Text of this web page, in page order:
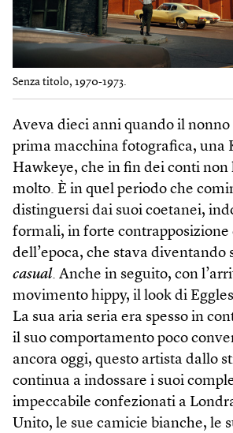
Senza titolo, 1970-1973.
Aveva dieci anni quando il nonno
prima macchina fotografica, una
Hawkeye, che in fin dei conti non
molto. È in quel periodo che
distinguersi dai suoi coetanei,
formali, in forte contrapposizione
dell’epoca, che stava diventando
casual. Anche in seguito, con
movimento hippy, il look di
La sua aria seria era spesso in
il suo comportamento poco
ancora oggi, questo artista dallo
continua a indossare i suoi
impeccabile confezionati a
Unito, le sue camicie bianche, le